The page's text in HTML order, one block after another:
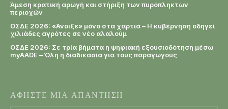
Άμεση κρατική αρωγή και στήριξη των πυρόπληκτων
περιοχών
ΟΣΔΕ 2026: «Άνοιξε» μόνο στα χαρτιά – Η κυβέρνηση οδηγεί
χιλιάδες αγρότες σε νέο αλαλούμ
ΟΣΔΕ 2026: Σε τρία βήματα η ψηφιακή εξουσιοδότηση μέσω
myAADE – Όλη η διαδικασία για τους παραγωγούς
ΑΦΗΣΤΕ ΜΙΑ ΑΠΑΝΤΗΣΗ